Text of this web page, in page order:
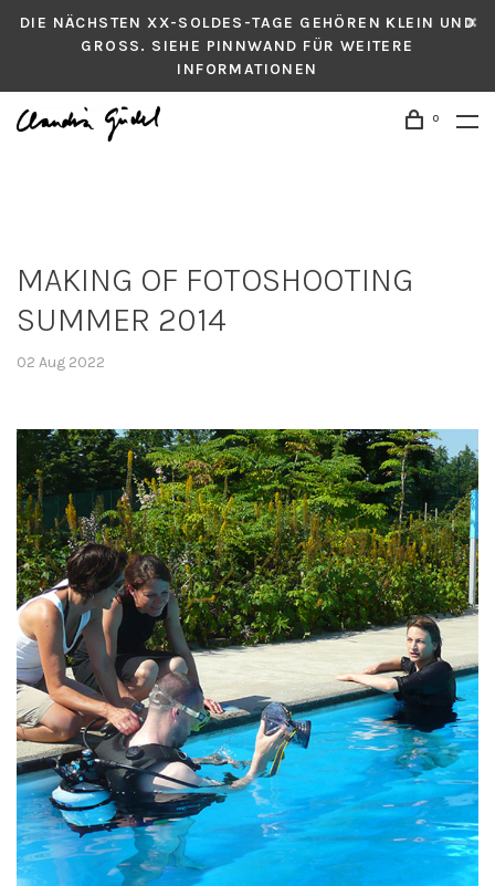
DIE NÄCHSTEN XX-SOLDES-TAGE GEHÖREN KLEIN UND
GROSS. SIEHE PINNWAND FÜR WEITERE
INFORMATIONEN
0
MAKING OF FOTOSHOOTING
SUMMER 2014
02 Aug 2022